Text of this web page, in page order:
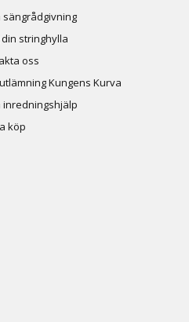
sängrådgivning
din stringhylla
oss
Kungens Kurva
inredningshjälp
köp